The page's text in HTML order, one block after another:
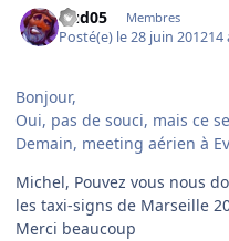
Dud05 Membres
Posté(e) le 28 juin 201214
Bonjour,
Oui, pas de souci, mais ce
Demain, meeting aérien à
Michel, Pouvez vous nous
les taxi-signs de Marseille
Merci beaucoup